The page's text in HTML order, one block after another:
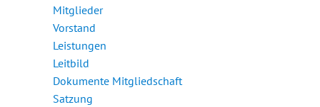
Mitglieder
Vorstand
Leistungen
Leitbild
Dokumente Mitgliedschaft
Satzung